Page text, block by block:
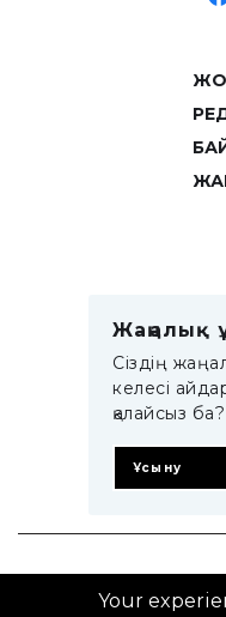
Жаңалық
Сіздің
келесі
қалайсыз ба?
Ұсыну
©
Your